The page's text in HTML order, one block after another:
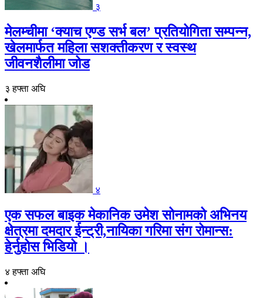
३
मेलम्चीमा ‘क्याच एण्ड सर्भ बल’ प्रतियोगिता सम्पन्न,
खेलमार्फत महिला सशक्तीकरण र स्वस्थ
जीवनशैलीमा जोड
३ हफ्ता अघि
४
एक सफल बाइक मेकानिक उमेश सोनामको अभिनय
क्षेत्रमा दमदार ईन्ट्री,नायिका गरिमा संग रोमान्स:
हेर्नुहोस भिडियो ।
४ हफ्ता अघि